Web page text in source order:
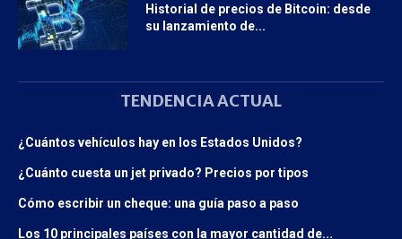
Historial de precios de Bitcoin: desde
su lanzamiento de...
TENDENCIA ACTUAL
¿Cuántos vehículos hay en los Estados Unidos?
¿Cuánto cuesta un jet privado? Precios por tipos
Cómo escribir un cheque: una guía paso a paso
Los 10 principales países con la mayor cantidad de...